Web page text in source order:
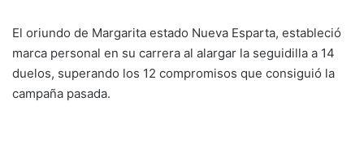
El oriundo de Margarita estado Nueva Esparta, estableció
marca personal en su carrera al alargar la seguidilla a 14
duelos, superando los 12 compromisos que consiguió la
campaña pasada.